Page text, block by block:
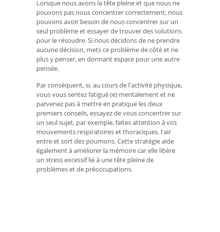
Lorsque nous avons la tête pleine et que nous ne
pouvons pas nous concentrer correctement, nous
pouvons avoir besoin de nous concentrer sur un
seul problème et essayer de trouver des solutions
pour le résoudre. Si nous décidons de ne prendre
aucune décision, mets ce problème de côté et ne
plus y penser, en donnant espace pour une autre
pensée.
Par conséquent, si, au cours de l'activité physique,
vous vous sentez fatigué (e) mentalement et ne
parvenez pas à mettre en pratique les deux
premiers conseils, essayez de vous concentrer sur
un seul sujet, par exemple, faites attention à vos
mouvements respiratoires et thoraciques. l'air
entre et sort des poumons. Cette stratégie aide
également à améliorer la mémoire car elle libère
un stress excessif lié à une tête pleine de
problèmes et de préoccupations.